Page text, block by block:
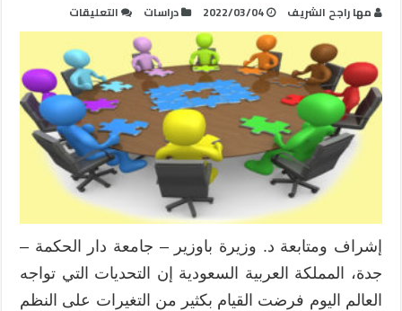
مها راجح الشريف 2022/03/04 دراسات التعليقات
تحديات
تفعيل
مجتمعات
التعلم
المهنية
ودور
قائد
المدرسة
في
مغلقة
إشراف ومتابعة د. وزيرة باوزير – جامعة دار الحكمة –
جدة، المملكة العربية السعودية إن التحديات التي تواجه
العالم اليوم فرضت القيام بكثير من التغيرات على النظم